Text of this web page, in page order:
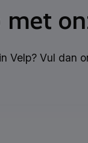
Velp? Vul dan